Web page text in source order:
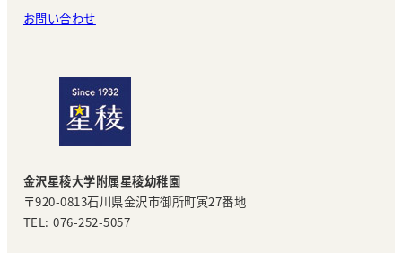
お問い合わせ
金沢星稜大学附属星稜幼稚園
〒920-0813石川県金沢市御所町寅27番地
TEL: 076-252-5057